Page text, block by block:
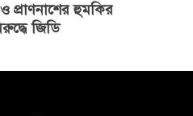
প্রাণনাশের হুমকির
জিডি